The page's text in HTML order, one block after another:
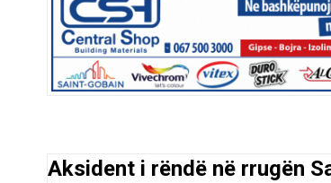
Aksident i rëndë në rrugën